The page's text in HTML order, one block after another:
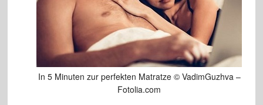
In 5 Minuten zur perfekten Matratze © VadimGuzhva –
Fotolia.com